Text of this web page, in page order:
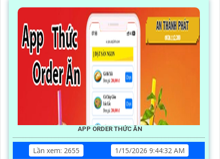
APP ORDER THỨC ĂN
Lần xem: 2655
1/15/2026 9:44:32 AM